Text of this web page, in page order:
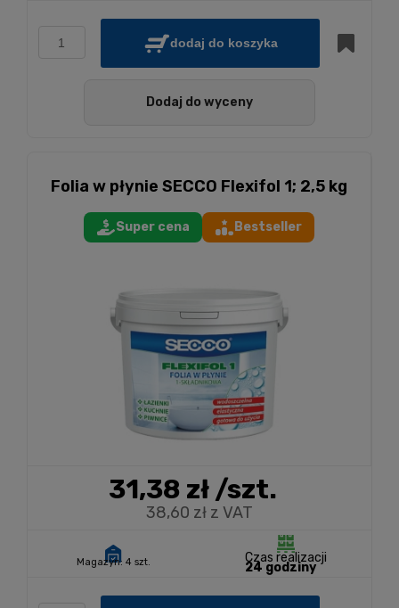
dodaj do koszyka
Dodaj do wyceny
Folia w płynie SECCO Flexifol 1; 2,5 kg
Super cena Bestseller
31,38 zł/szt.
38,60 zł z VAT
Magazyn: 4 szt. Czas realizacji
24 godziny